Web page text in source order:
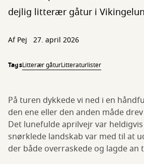
dejlig litterær gåtur i
AfPej 27. april 2026
TagsLitterær gåturLitteraturlister
På turen dykkede vi ned i en
den ene eller den anden måde
Det lunefulde aprilvejr var
snørklede landskab var med til at
der både overraskede og lagde an